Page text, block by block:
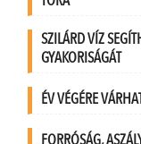
SZILÁRD VÍZ
GYAKORISÁGÁT
ÉV VÉGÉRE
FORRÓSÁG,